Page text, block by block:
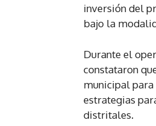
inversión del
bajo la
Durante el
constataron
municipal para
estrategias
distritales.